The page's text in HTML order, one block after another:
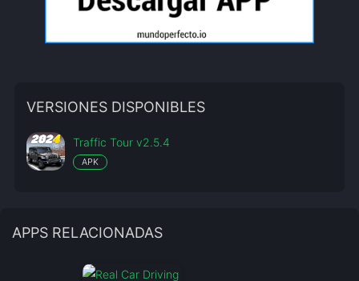
VERSIONES DISPONIBLES
Traffic Tour v2.5.4
APK
APPS RELACIONADAS